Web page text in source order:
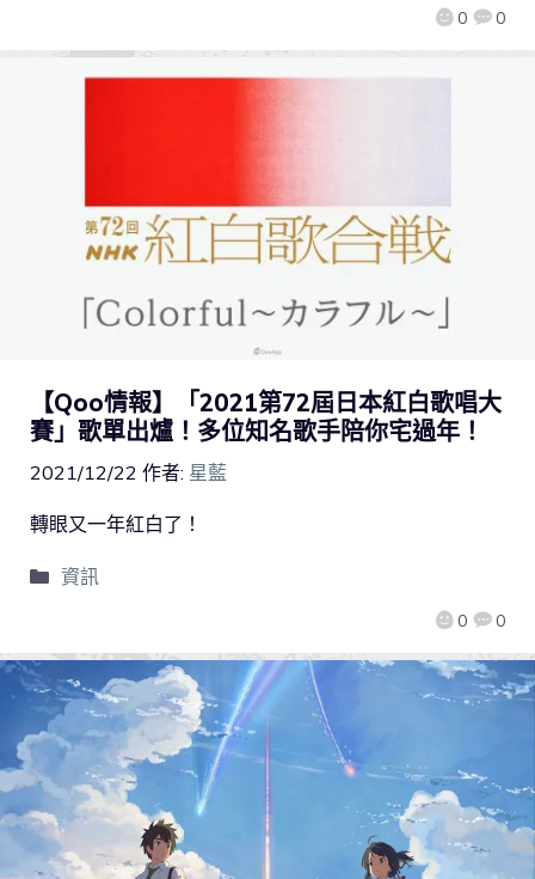
0 0
【Qoo情報】「2021第72屆日本紅白歌唱大
賽」歌單出爐！多位知名歌手陪你宅過年！
2021/12/22 作者: 星藍
0 0
轉眼又一年紅白了！
資訊